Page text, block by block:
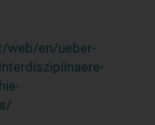
web/en/ueber-